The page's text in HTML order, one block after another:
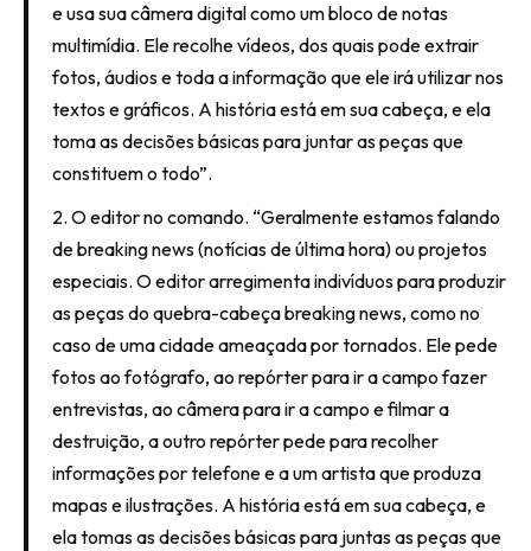
e usa sua câmera digital como um bloco de notas
multimídia. Ele recolhe vídeos, dos quais pode extrair
fotos, áudios e toda a informação que ele irá utilizar nos
textos e gráficos. A história está em sua cabeça, e ela
toma as decisões básicas para juntar as peças que
constituem o todo”.
2. O editor no comando. “Geralmente estamos falando
de breaking news (notícias de última hora) ou projetos
especiais. O editor arregimenta indivíduos para produzir
as peças do quebra-cabeça breaking news, como no
caso de uma cidade ameaçada por tornados. Ele pede
fotos ao fotógrafo, ao repórter para ir a campo fazer
entrevistas, ao câmera para ir a campo e filmar a
destruição, a outro repórter pede para recolher
informações por telefone e a um artista que produza
mapas e ilustrações. A história está em sua cabeça, e
ela tomas as decisões básicas para juntas as peças que